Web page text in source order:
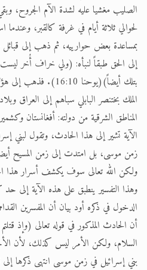
الصليب مغشيا عليه لشدة الآم الجروح،
لحوالي ثلاثة أيام في غرفة كالقبر،
بمساعدة بعض حوارييه، ثم ذهب إلى قبائل
إلى الحق طبقاً لنبأه: (ولي خراف أُخر
بتلك أيضاً)(يوحنا
الملك بختنصر البابلي سباهم إلى العراق
المناطق الشرقية من دولته: أفغانستان
الآية تشير إلى هذا الحادث، وتقول لبني
زمن موسى، بل امتدت إلى زمن المسيح
ولكن الله تعالى سوف يكشف أسرار هذا
وهذا التفسير ينطبق على هذه الآية إلى
الدخول في ذكره أود بيان أن المفسرين
أن الحادث المذكور في قوله تعالى (وإذ
السلام، ولكن الأمر ليس كذلك، لأن
بني إسرائيل في زمن موسى انتهى ذكرها إلى